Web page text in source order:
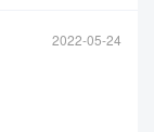
2022-05-24